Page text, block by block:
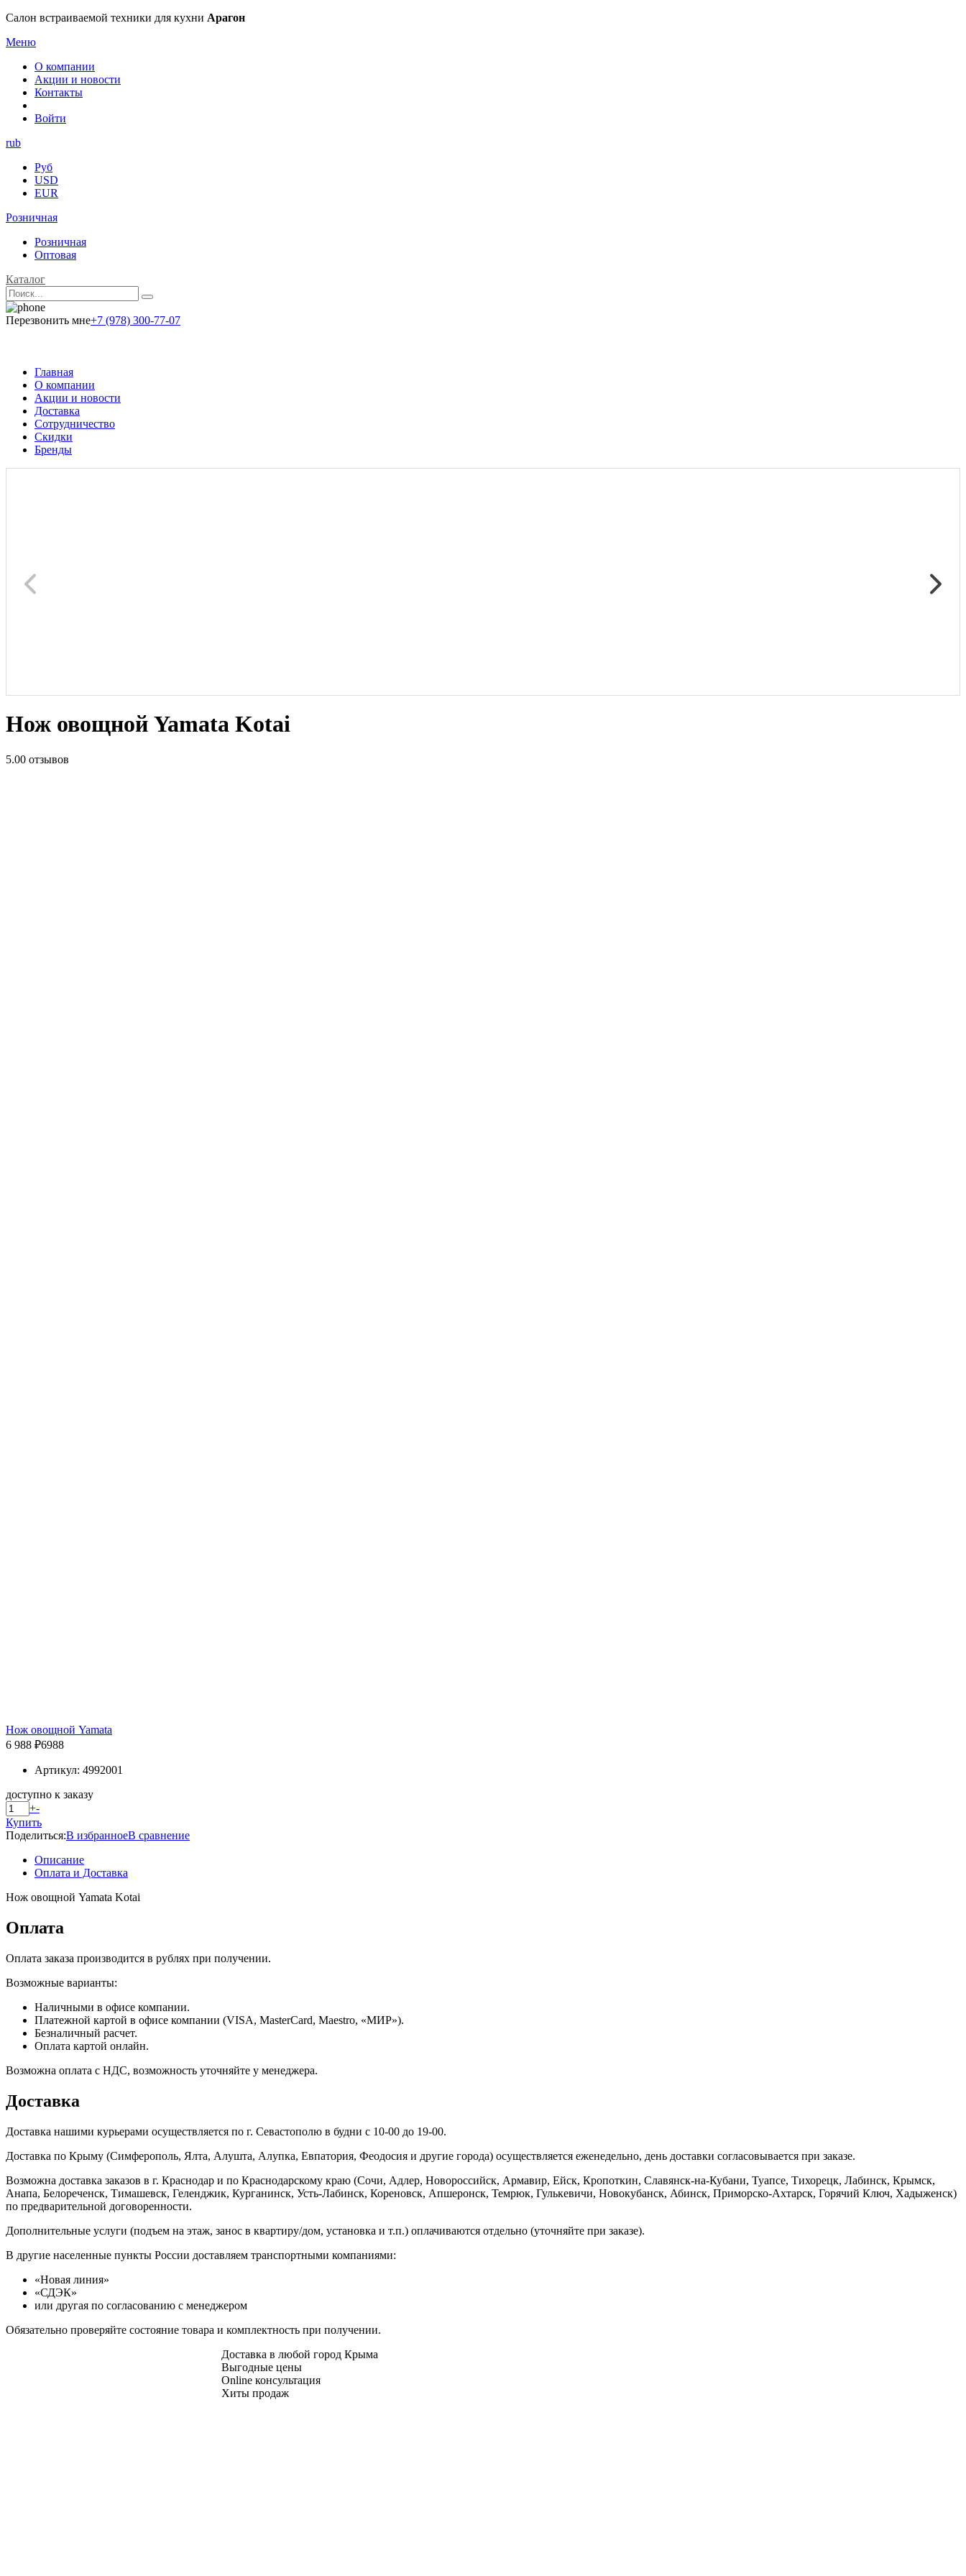
Салон встраиваемой техники для кухни Арагон
Меню
О компании
Акции и новости
Контакты
Войти
rub
Руб
USD
EUR
Розничная
Розничная
Оптовая
Каталог
Перезвонить мне+7 (978) 300-77-07
Главная
О компании
Акции и новости
Доставка
Сотрудничество
Скидки
Бренды
Нож овощной Yamata Kotai
5.00 отзывов
Нож овощной Yamata
6 988 ₽6988
Артикул: 4992001
доступно к заказу
+-
Купить
Поделиться:В избранноеВ сравнение
Описание
Оплата и Доставка
Нож овощной Yamata Kotai
Оплата
Оплата заказа производится в рублях при получении.
Возможные варианты:
Наличными в офисе компании.
Платежной картой в офисе компании (VISA, MasterCard, Maestro, «МИР»).
Безналичный расчет.
Оплата картой онлайн.
Возможна оплата с НДС, возможность уточняйте у менеджера.
Доставка
Доставка нашими курьерами осуществляется по г. Севастополю в будни с 10-00 до 19-00.
Доставка по Крыму (Симферополь, Ялта, Алушта, Алупка, Евпатория, Феодосия и другие города) осуществляется еженедельно, день доставки согласовывается при заказе.
Возможна доставка заказов в г. Краснодар и по Краснодарскому краю (Сочи, Адлер, Новороссийск, Армавир, Ейск, Кропоткин, Славянск-на-Кубани, Туапсе, Тихорецк, Лабинск, Крымск,
Анапа, Белореченск, Тимашевск, Геленджик, Курганинск, Усть-Лабинск, Кореновск, Апшеронск, Темрюк, Гулькевичи, Новокубанск, Абинск, Приморско-Ахтарск, Горячий Ключ, Хадыженск)
по предварительной договоренности.
Дополнительные услуги (подъем на этаж, занос в квартиру/дом, установка и т.п.) оплачиваются отдельно (уточняйте при заказе).
В другие населенные пункты России доставляем транспортными компаниями:
«Новая линия»
«СДЭК»
или другая по согласованию с менеджером
Обязательно проверяйте состояние товара и комплектность при получении.
Доставка в любой город Крыма
Выгодные цены
Online консультация
Хиты продаж